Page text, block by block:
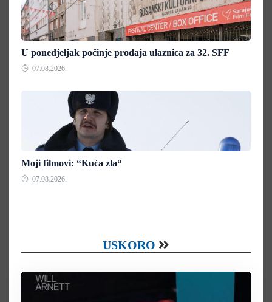
U ponedjeljak počinje prodaja ulaznica za 32. SFF
07.08.2026.
Moji filmovi: “Kuća zla“
07.08.2026.
USKORO